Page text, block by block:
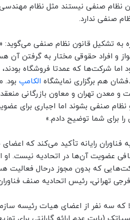
نظام صنفی نیستند مثل نظام مهندسی،
صنفی ندارد.
به تشکیل قانون نظام صنفی
و افراد حقوقی مختار به گرفتن آن
اما شرکت‌ها که عمدتا فروشگاه
هم برگزاری نمایشگاه الکامپ
و معدن تهران و معاون بازرگانی
فناوران رایانه تأکید می‌کند که
عضویت آن‌ها در اتحادیه نیست.
که بدون مجوز درحال فعالیت
که سه نفر از اعضای هیات رئیسه